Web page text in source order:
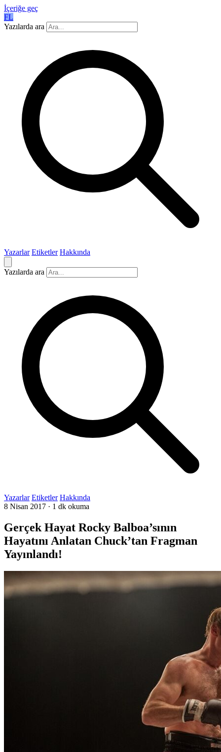
İçeriğe geç
FL
Yazılarda ara
Yazarlar Etiketler Hakkında
Yazılarda ara
Yazarlar Etiketler Hakkında
8 Nisan 2017 · 1 dk okuma
Gerçek Hayat Rocky Balboa’sının
Hayatını Anlatan Chuck’tan Fragman
Yayınlandı!